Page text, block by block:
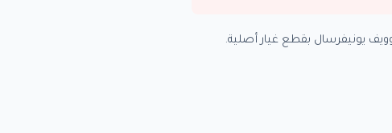
يونيفرسال بقطع غيار أصلية.